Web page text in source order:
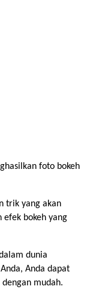
foto bokeh
trik yang akan
bokeh yang
dunia
Anda dapat
mudah.